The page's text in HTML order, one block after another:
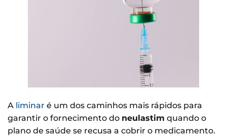
A liminar é um dos caminhos mais rápidos para
garantir o fornecimento do neulastim quando o
plano de saúde se recusa a cobrir o medicamento.